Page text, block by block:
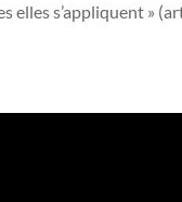
elles s’appliquent »